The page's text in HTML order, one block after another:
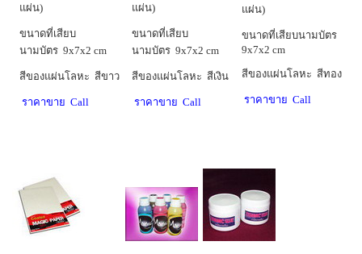
แผ่น)
ขนาดที่เสียบ
นามบัตร 9x7x2 cm
สีของแผ่นโลหะ สีขาว
ราคาขาย Call
แผ่น)
ขนาดที่เสียบ
นามบัตร 9x7x2 cm
สีของแผ่นโลหะ สีเงิน
ราคาขาย Call
แผ่น)
ขนาดที่เสียบนามบัตร
9x7x2 cm
สีของแผ่นโลหะ สีทอง
ราคาขาย Call